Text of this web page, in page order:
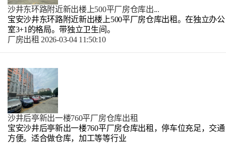
沙井东环路附近新出楼上500平厂房仓库出...
宝安沙井东环路附近新出楼上500平厂房仓库出租。在独立办公
室3+1的格局。带独立卫生间。
厂房出租 2026-03-04 11:50:10
沙井后亭新出一楼760平厂房仓库出租
宝安沙井后亭新出一楼760平厂房仓库出租，停车位充足，交通
方便。适合做仓库，加工等等行业